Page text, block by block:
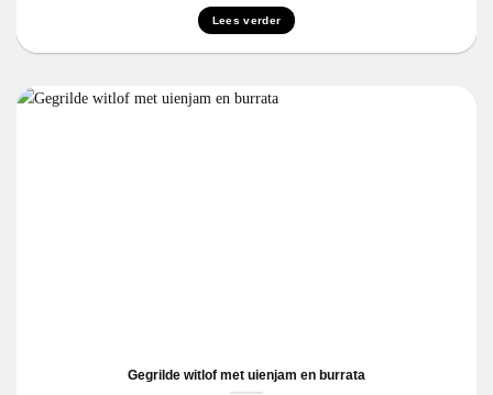
Lees verder
Gegrilde witlof met uienjam en burrata